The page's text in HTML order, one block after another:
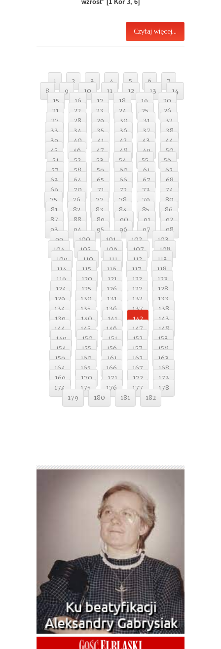
wzrost" [1 Kor 3, 6]
Czytaj więcej...
1 2 3 4 5 6
7
8
9 10 11 12 13
14
15
16 17 18 19
20
21
22 23 24 25
26
27
28 29 30 31
32
33
34 35 36 37
38
39
40 41 42 43
44
45
46 47 48 49
50
51
52 53 54 55
56
57
58 59 60 61
62
63
64 65 66 67
68
69
70 71 72 73
74
75
76 77 78 79
80
81
82 83 84 85
86
87
88 89 90 91
92
93
94 95 96 97
98
99
100 101 102
103
104
105 106 107
108
109
110 111 112
113
114
115 116 117
118
119
120 121 122
123
124
125 126 127
128
129
130 131 132
133
134
135 136 137
138
139
140 141 142
143
144
145 146 147
148
149
150 151 152
153
154
155 156 157
158
159
160 161 162
163
164
165 166 167
168
169
170 171 172
173
174
175 176 177
178
179
180 181 182